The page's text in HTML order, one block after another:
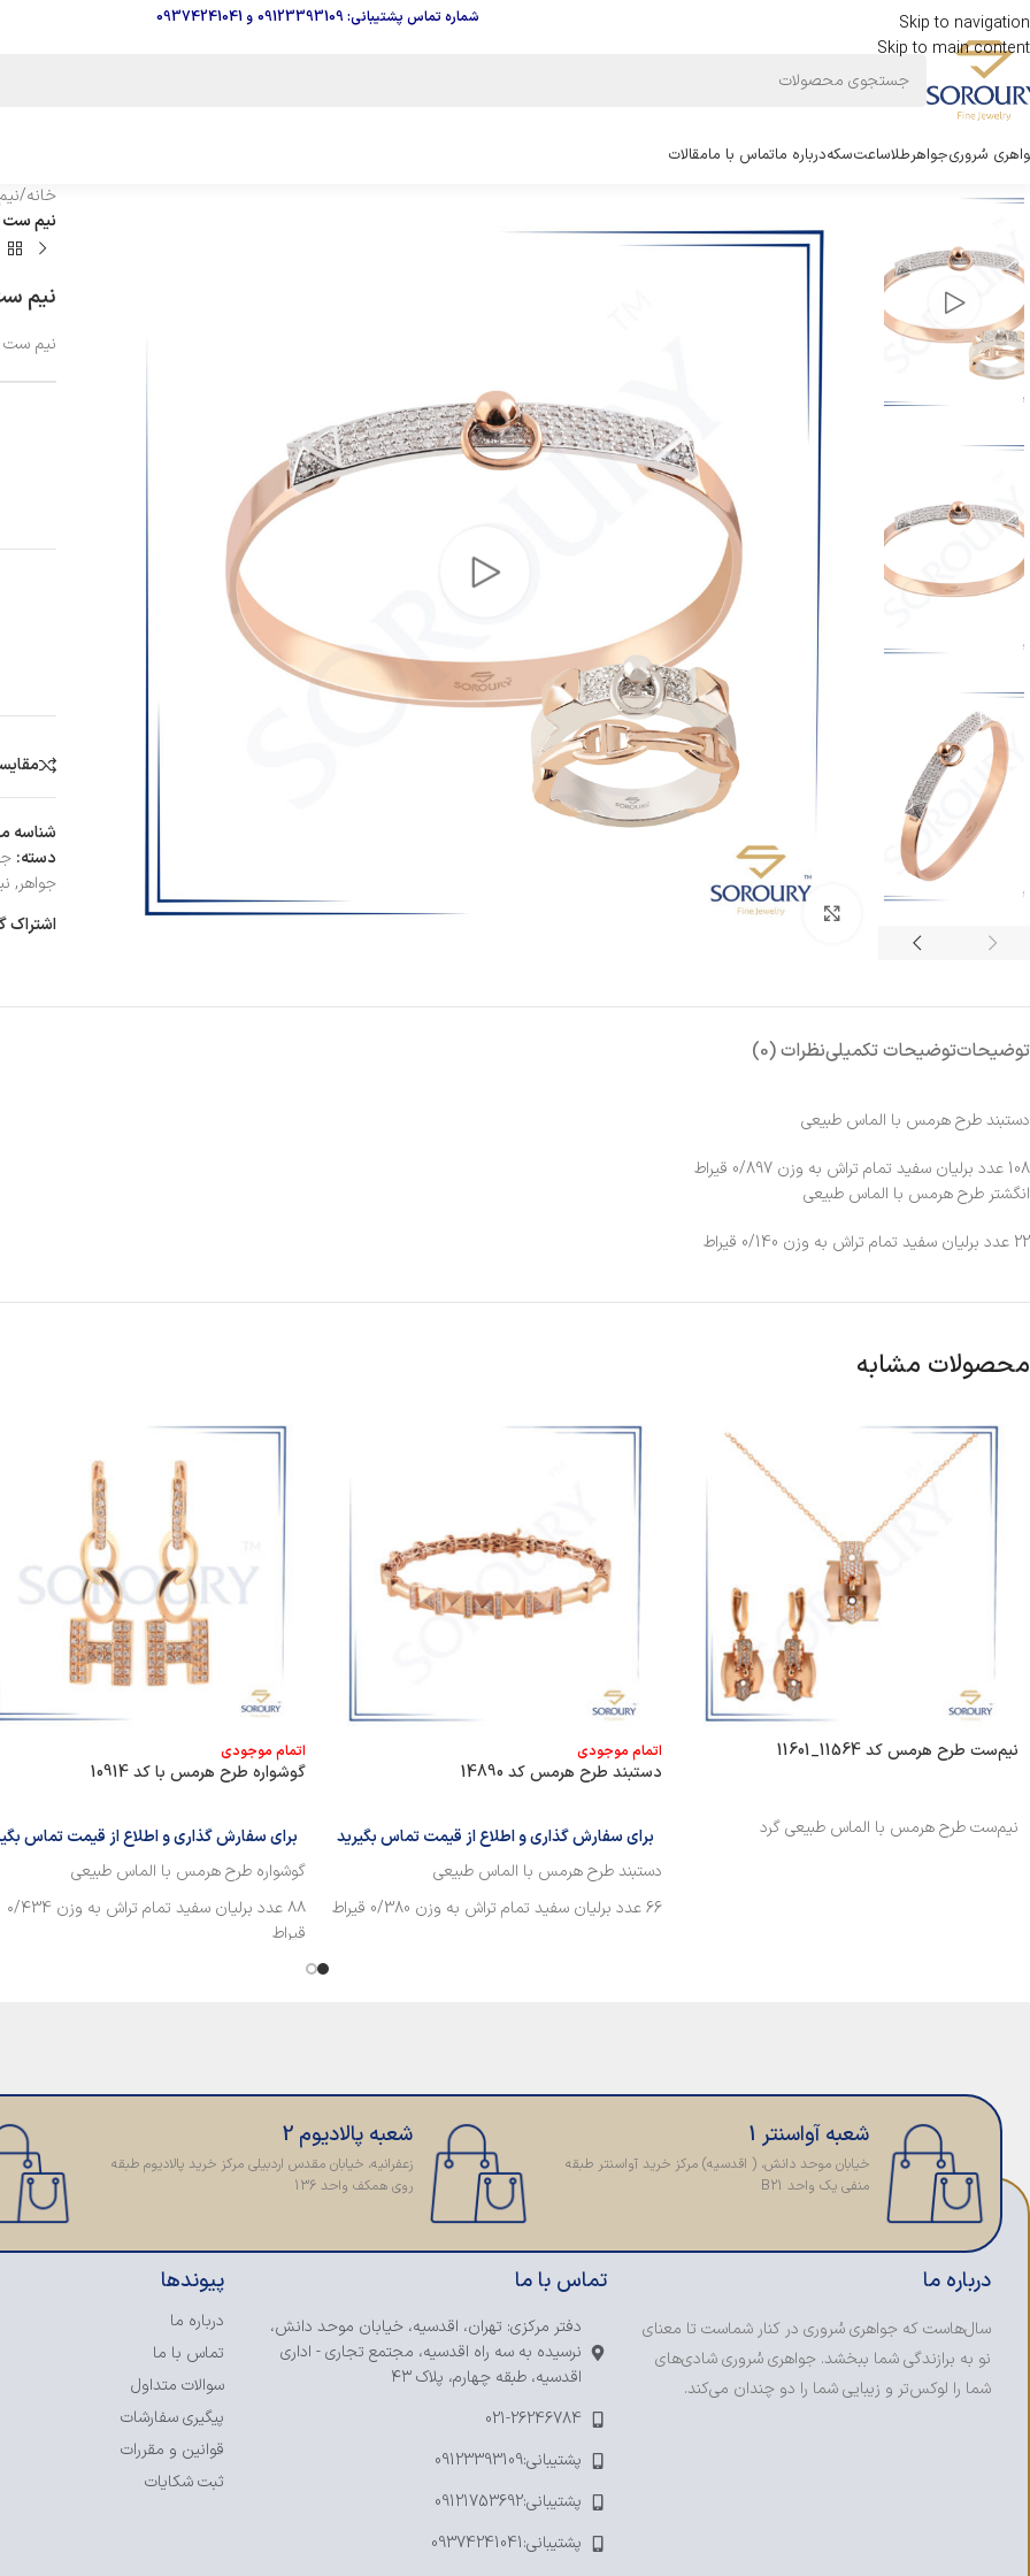
Skip to navigation
Skip to main content
شماره تماس پشتیبانی: 09123393109 و09374241041
سُروریجواهرطلاساعتسکهدرباره ماتماس با مامقالات
بزرگنمایی تصویر
خانه/
نیم ست
نیم ست
نیم ست
شناسه
دسته:
جواهر,
اشتراک
توضیحاتتوضیحات تکمیلینظرات (0)
دستبند طرح هرمس با الماس طبیعی
108 عدد برلیان سفید تمام تراش به وزن 0/897 قیراط
انگشتر طرح هرمس با الماس طبیعی
22 عدد برلیان سفید تمام تراش به وزن 0/140 قیراط
محصولات مشابه
نیم‌ست طرح هرمس کد 11564_11601
نیم‌ست طرح هرمس با الماس طبیعی گرد
اتمام موجودی
دستبند طرح هرمس کد 14890
برای سفارش گذاری و اطلاع از قیمت تماس بگیرید
دستبند طرح هرمس با الماس طبیعی
66 عدد برلیان سفید تمام تراش به وزن 0/380 قیراط
اتمام موجودی
گوشواره طرح هرمس با کد 10914
برای سفارش گذاری و اطلاع از قیمت تماس
گوشواره طرح هرمس با الماس طبیعی
۸۸ عدد برلیان سفید تمام تراش به وزن ۰/۴34
قیراط
شعبه آواسنتر 1
خیابان موحد دانش، ( اقدسیه) مرکز خرید آواسنتر طبقه
منفی یک واحد B21
شعبه پالادیوم 2
زعفرانیه، خیابان مقدس اردبیلی مرکز خرید پالادیوم طبقه
روی همکف واحد 136
درباره ما
سال‌هاست که جواهری سُروری در کنار شماست تا معنای
نو به برازندگی شما ببخشد. جواهری سُروری شادی‌های
شما را لوکس‌تر و زیبایی شما را دو چندان می‌کند.
تماس با ما
دفتر مرکزی: تهران، اقدسیه، خیابان موحد دانش،
نرسیده به سه راه اقدسیه، مجتمع تجاری - اداری
اقدسیه، طبقه چهارم، پلاک ۴۳
021-26246784
پشتیبانی:09123393109
پشتیبانی:09121753692
پشتیبانی:09374241041
پیوندها
درباره ما
تماس با ما
سوالات متداول
پیگیری سفارشات
قوانین و مقررات
ثبت شکایات